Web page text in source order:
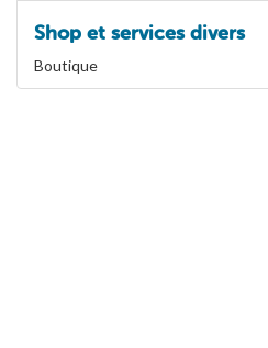
Shop et services divers
Boutique